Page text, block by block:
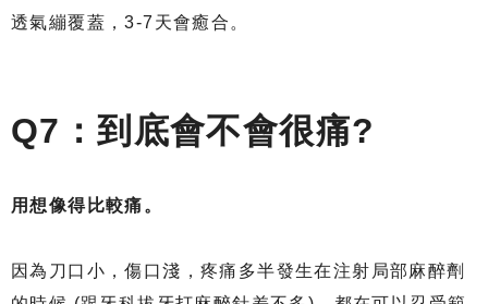
透氣繃覆蓋，3-7天會癒合。
Q7：到底會不會很痛?
用想像得比較痛。
因為刀口小，傷口淺，疼痛多半發生在注射局部麻醉劑